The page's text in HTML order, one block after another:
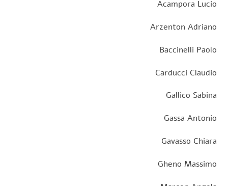
Acampora Lucio
Arzenton Adriano
Baccinelli Paolo
Carducci Claudio
Gallico Sabina
Gassa Antonio
Gavasso Chiara
Gheno Massimo